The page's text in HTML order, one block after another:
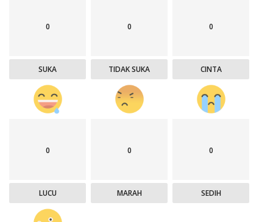
0
SUKA
0
TIDAK SUKA
0
CINTA
0
LUCU
0
MARAH
0
SEDIH